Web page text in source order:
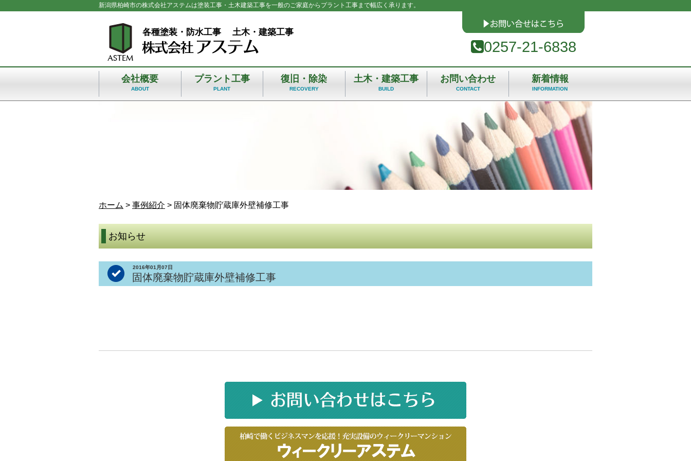
新潟県柏崎市の株式会社アステムは塗装工事・土木建築工事を一般のご家庭からプラント工事まで幅広く承ります。
各種塗装・防水工事 土木・建築工事
0257-21-6838
会社概要
ABOUT
プラント工事
PLANT
復旧・除染
RECOVERY
土木・建築工事
BUILD
お問い合わせ
CONTACT
新着情報
INFORMATION
ホーム > 事例紹介 > 固体廃棄物貯蔵庫外壁補修工事
お知らせ
2016年01月07日
固体廃棄物貯蔵庫外壁補修工事